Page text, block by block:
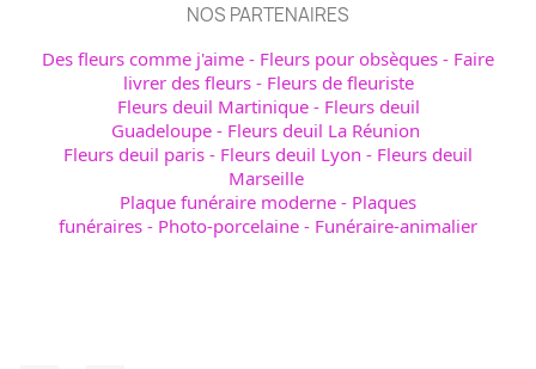
NOS PARTENAIRES
Des fleurs comme j'aime - Fleurs pour obsèques - Faire
livrer des fleurs - Fleurs de fleuriste
Fleurs deuil Martinique- Fleurs deuil
Guadeloupe - Fleurs deuil La Réunion
Fleurs deuil paris - Fleurs deuil Lyon - Fleurs deuil
Marseille
Plaque funéraire moderne - Plaques
funéraires - Photo-porcelaine - Funéraire-animalier